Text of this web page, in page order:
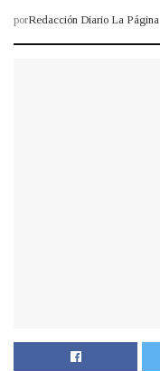
porRedacción Diario La Página